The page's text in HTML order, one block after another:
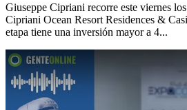
Giuseppe Cipriani recorre este viernes
Cipriani Ocean Resort Residences &
etapa tiene una inversión mayor a 4...